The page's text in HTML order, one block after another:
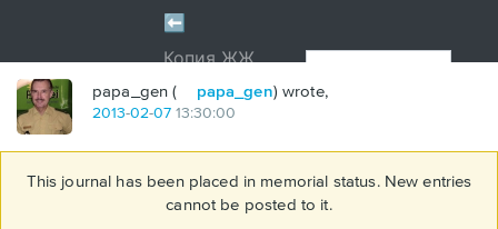
papa_gen ( papa_gen) wrote,
2013-02-07 13:30:00
This journal has been placed in memorial status. New entries
cannot be posted to it.